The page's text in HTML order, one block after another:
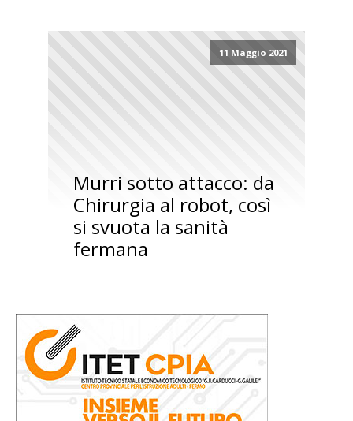
11 Maggio 2021
Murri sotto attacco: da
Chirurgia al robot, così
si svuota la sanità
fermana